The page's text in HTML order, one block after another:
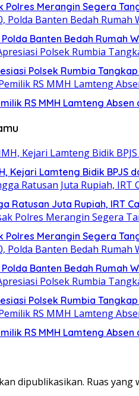
Polres Merangin Segera
Banten Bedah Rumah
Polsek Rumbia
RS MMH Lamteng Absen
Kejari Lamteng Bidik BPJS
Ratusan Juta Rupiah, IRT
Polres Merangin Segera
Banten Bedah Rumah
Polsek Rumbia
RS MMH Lamteng Absen
dipublikasikan. Ruas yang